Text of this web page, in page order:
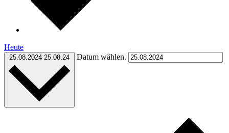
Heute
25.08.2024 25.08.24 Datum wählen.